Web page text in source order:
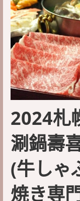
2024札
涮鍋壽
(牛しゃ
焼き専